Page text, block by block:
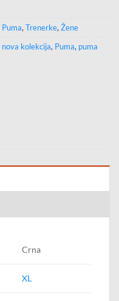
Puma, Trenerke, Žene
nova kolekcija, Puma, puma
Crna
XL